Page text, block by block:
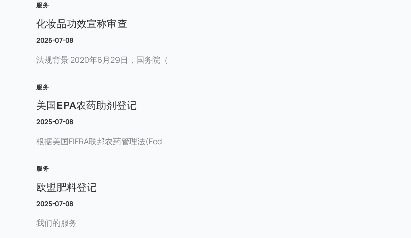
服务
化妆品功效宣称审查
2025-07-08
法规背景 2020年6月29日，国务院（
服务
美国EPA农药助剂登记
2025-07-08
根据美国FIFRA联邦农药管理法(Fed
服务
欧盟肥料登记
2025-07-08
我们的服务